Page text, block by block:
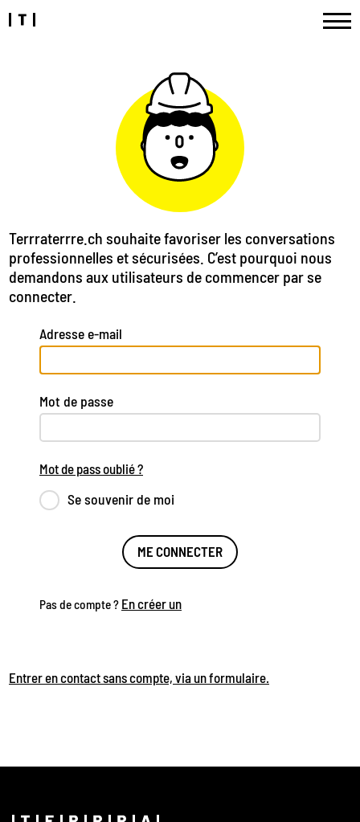
Terrraterrre.ch souhaite favoriser les conversations
professionnelles et sécurisées. C’est pourquoi nous
demandons aux utilisateurs de commencer par se
connecter.
Adresse e-mail
Mot de passe
Mot de pass oublié ?
Se souvenir de moi
ME CONNECTER
Pas de compte ? En créer un
Entrer en contact sans compte, via un formulaire.